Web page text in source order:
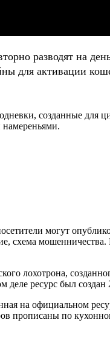
разводят на
для активации
созданные для
могут
схема
лохотрона,
деле ресурс был
на официальном
прописаны по